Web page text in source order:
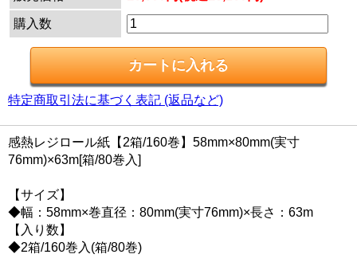
購入数
特定商取引法に基づく表記 (返品など)
感熱レジロール紙【2箱/160巻】58mm×80mm(実寸
76mm)×63m[箱/80巻入]
【サイズ】
◆幅：58mm×巻直径：80mm(実寸76mm)×長さ：63m
【入り数】
◆2箱/160巻入(箱/80巻)